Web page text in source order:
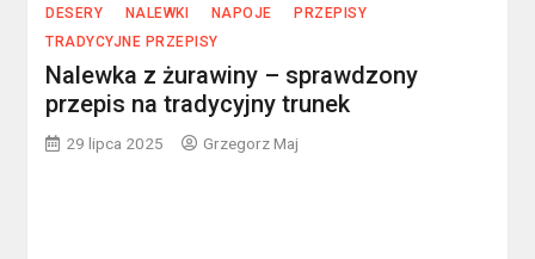
DESERY NALEWKI NAPOJE
PRZEPISY
TRADYCYJNE PRZEPISY
Nalewka z żurawiny – sprawdzony
przepis na tradycyjny trunek
29 lipca 2025 Grzegorz Maj